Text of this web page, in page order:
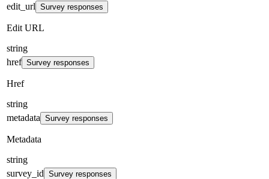
edit_url Survey responses
Edit URL
string
href Survey responses
Href
string
metadata Survey responses
Metadata
string
survey_id Survey responses